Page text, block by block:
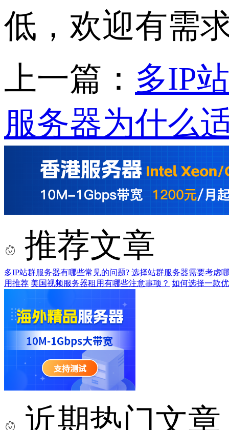
低，欢迎有需
上一篇： 多IP
服务器为什么
推荐文章
多IP站群服务器有哪些常见的问题? 选择站群服务器需要考虑
用推荐 美国视频服务器租用有哪些注意事项？ 如何选择一款
近期热门文章